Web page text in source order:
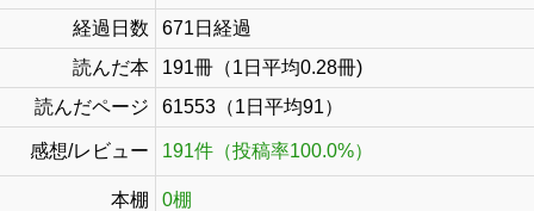
経過日数
671日経過
読んだ本
191冊（1日平均0.28冊)
読んだページ
61553（1日平均91）
感想/レビュー 191件（投稿率100.0%）
本棚 0棚